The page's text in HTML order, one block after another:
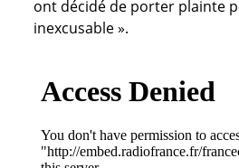
ont décidé de porter plainte
inexcusable ».